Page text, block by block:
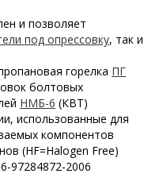
и позволяет
под опрессовку, так и
горелка ПГ
болтовых
НМБ-6 (КВТ)
использованные для
компонентов
(HF=Halogen Free)
97284872-2006